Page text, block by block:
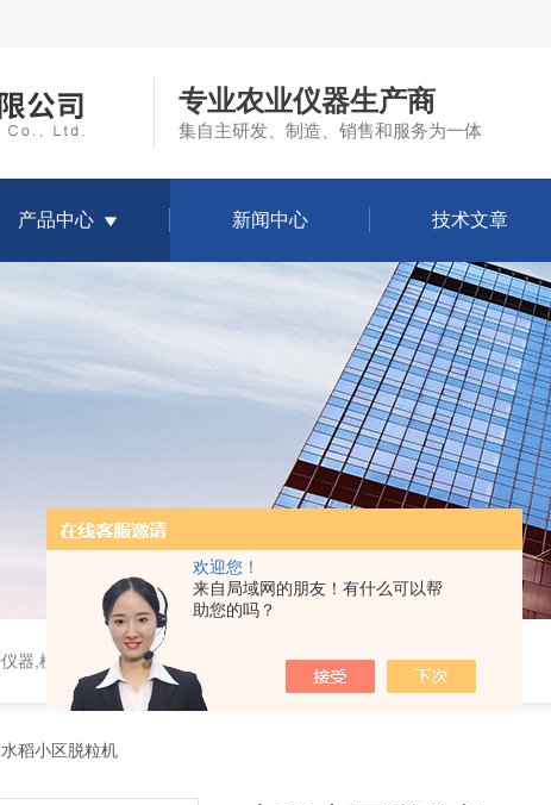
欢迎您！
来自局域网的朋友！有什么可以帮
助您的吗？
专业农业仪器生产商
集自主研发、制造、销售和服务为一体
产品中心 新闻中心 技术文章
器,植物生理仪器,植保仪器,土壤仪器,环境气象仪器
稻小区脱粒机